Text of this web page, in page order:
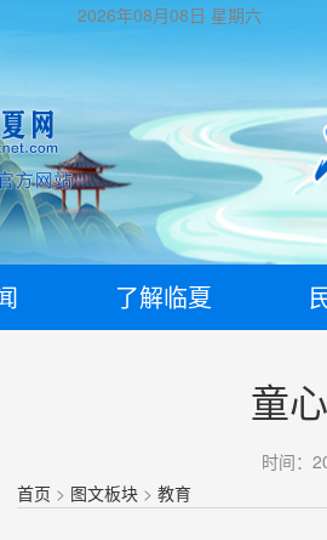
2026年08月08日 星期六
了解临夏
童
时间：
首页 > 图文板块 > 教育